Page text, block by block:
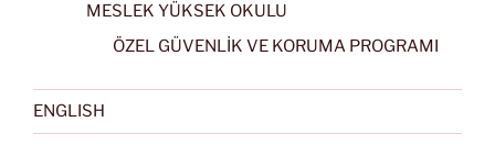
MESLEK YÜKSEK OKULU
ÖZEL GÜVENLİK VE KORUMA PROGRAMI
ENGLISH